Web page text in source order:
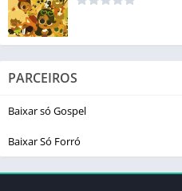
PARCEIROS
Baixar só Gospel
Baixar Só Forró